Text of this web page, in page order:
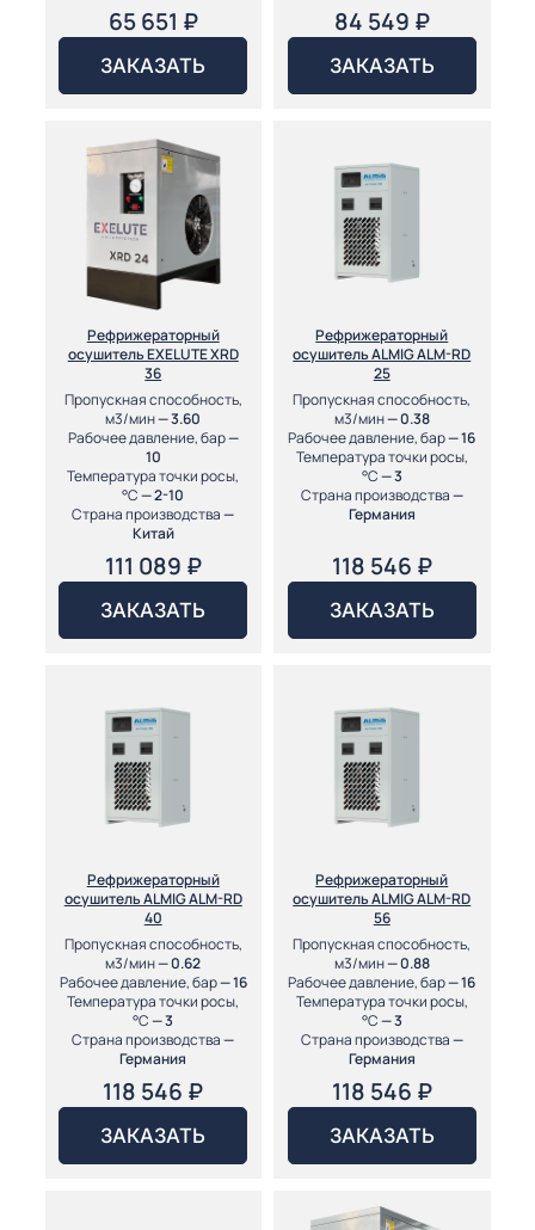
65 651 ₽
ЗАКАЗАТЬ
84 549 ₽
ЗАКАЗАТЬ
Рефрижераторный
осушитель EXELUTE XRD
36
Пропускная способность,
м3/мин— 3.60
Рабочее давление, бар—
10
Температура точки росы,
°С— 2-10
Страна производства—
Китай
111 089 ₽
ЗАКАЗАТЬ
Рефрижераторный
осушитель ALMIG ALM-RD
25
Пропускная способность,
м3/мин— 0.38
Рабочее давление, бар— 16
Температура точки росы,
°С— 3
Страна производства—
Германия
118 546 ₽
ЗАКАЗАТЬ
Рефрижераторный
осушитель ALMIG ALM-RD
40
Пропускная способность,
м3/мин— 0.62
Рабочее давление, бар— 16
Температура точки росы,
°С— 3
Страна производства—
Германия
118 546 ₽
ЗАКАЗАТЬ
Рефрижераторный
осушитель ALMIG ALM-RD
56
Пропускная способность,
м3/мин— 0.88
Рабочее давление, бар— 16
Температура точки росы,
°С— 3
Страна производства—
Германия
118 546 ₽
ЗАКАЗАТЬ